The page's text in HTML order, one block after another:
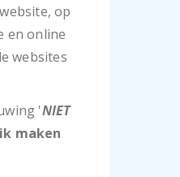
op
en online
websites
'NIET
maken